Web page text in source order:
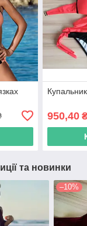
950,40
та новинки
–10%